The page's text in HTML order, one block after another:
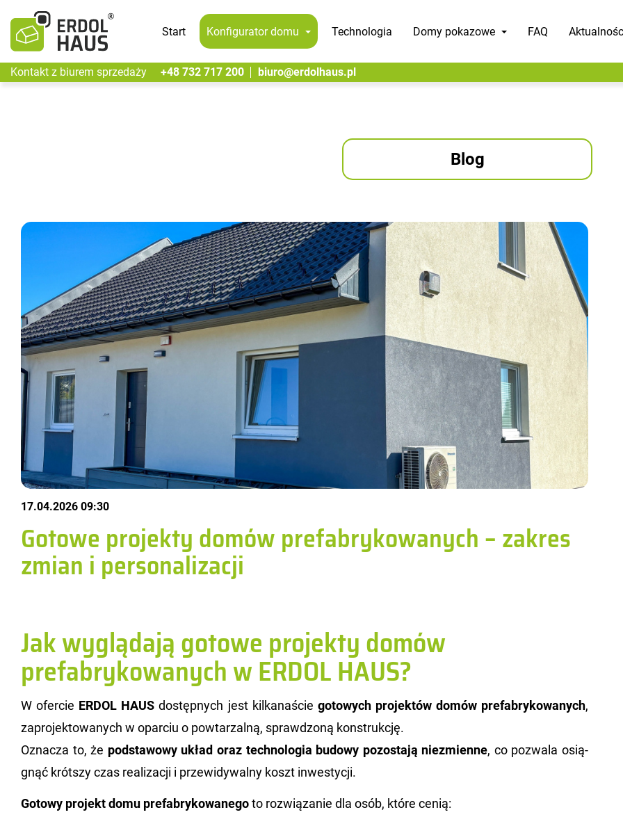
Start Konfiguratordomu Technologia Domy pokazowe FAQ
Kontakt z biurem sprzedaży +48 732 717 200 biuro@erdolhaus.pl
Blog
17.04.2026 09:30
Gotowe projekty domów prefabrykowanych – zakres
zmian i personalizacji
Jak wyglądają gotowe projekty domów
prefabrykowanych w ERDOL HAUS?
W ofer­cie ERDOL HAUS do­stęp­nych jest kil­ka­na­ście go­to­wych pro­jek­tów domów pre­fa­bry­ko­wa­nych,
za­pro­jek­to­wa­nych w opar­ciu o po­wta­rzal­ną, spraw­dzo­ną kon­struk­cję.
Ozna­cza to, że pod­sta­wo­wy układ oraz tech­no­lo­gia bu­do­wy po­zo­sta­ją nie­zmien­ne, co po­zwa­la osią­
gnąć krót­szy czas re­ali­za­cji i prze­wi­dy­wal­ny koszt in­we­sty­cji.
Go­to­wy pro­jekt domu pre­fa­bry­ko­wa­ne­goto roz­wią­za­nie dla osób, które cenią: